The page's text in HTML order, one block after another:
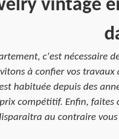
vintage
c'est nécessaire
à confier vos
habituée depuis des
compétitif. Enfin,
au contraire